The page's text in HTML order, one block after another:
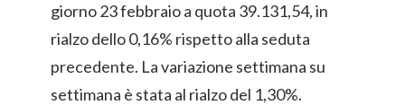
giorno 23 febbraio a quota 39.131,54, in
rialzo dello 0,16% rispetto alla seduta
precedente. La variazione settimana su
settimana è stata al rialzo del 1,30%.